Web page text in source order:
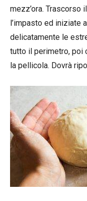
mezz’ora. Trascorso
l’impasto ed iniziate
delicatamente le
tutto il perimetro, poi
la pellicola. Dovrà